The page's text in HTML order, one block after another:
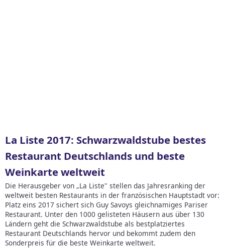
La Liste 2017: Schwarzwaldstube bestes
Restaurant Deutschlands und beste
Weinkarte weltweit
Die Herausgeber von „La Liste" stellen das Jahresranking der
weltweit besten Restaurants in der französischen Hauptstadt vor:
Platz eins 2017 sichert sich Guy Savoys gleichnamiges Pariser
Restaurant. Unter den 1000 gelisteten Häusern aus über 130
Ländern geht die Schwarzwaldstube als bestplatziertes
Restaurant Deutschlands hervor und bekommt zudem den
Sonderpreis für die beste Weinkarte weltweit.